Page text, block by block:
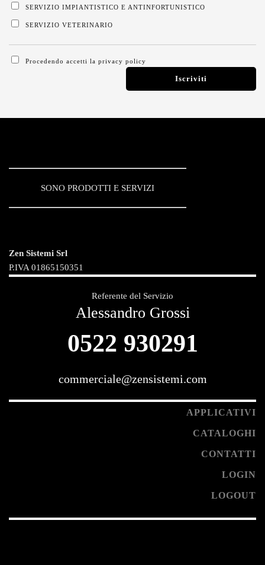
SERVIZIO IMPIANTISTICO E ANTINFORTUNISTICO
SERVIZIO VETERINARIO
Procedendo accetti la privacy policy
SONO PRODOTTI E SERVIZI
Zen Sistemi Srl
P.IVA 01865150351
Referente del Servizio
Alessandro Grossi
0522 930291
commerciale@zensistemi.com
APPLICATIVI
CATALOGHI
CONTATTI
LOGIN
LOGOUT